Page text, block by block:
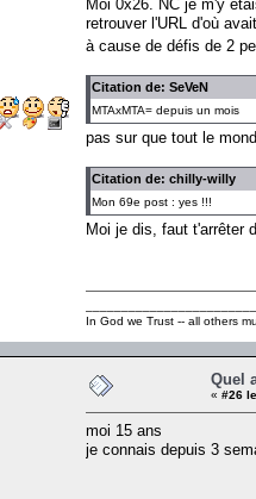
Moi 0x26. NC je m'y
retrouver l'URL d'où
à cause de défis de 2
Citation de: SeVeN
MTAxMTA= depuis un mois
pas sur que tout le
Citation de: chilly-willy
Mon 69e post : yes !!!
Moi je dis, faut t'arrêter
In God we Trust -- all others
Quel
« #26
moi 15 ans
je connais depuis 3